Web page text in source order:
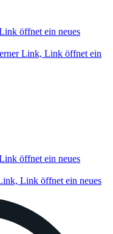
öffnet ein neues
Link, Link öffnet ein
öffnet ein neues
Link öffnet ein neues